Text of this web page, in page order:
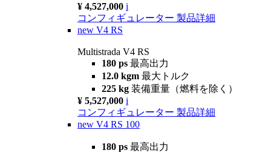
¥ 4,527,000 i
コンフィギュレーター 製品詳細
new V4 RS
Multistrada V4 RS
180 ps 最高出力
12.0 kgm 最大トルク
225 kg 装備重量（燃料を除く）
¥ 5,527,000 i
コンフィギュレーター 製品詳細
new V4 RS 100
180 ps 最高出力